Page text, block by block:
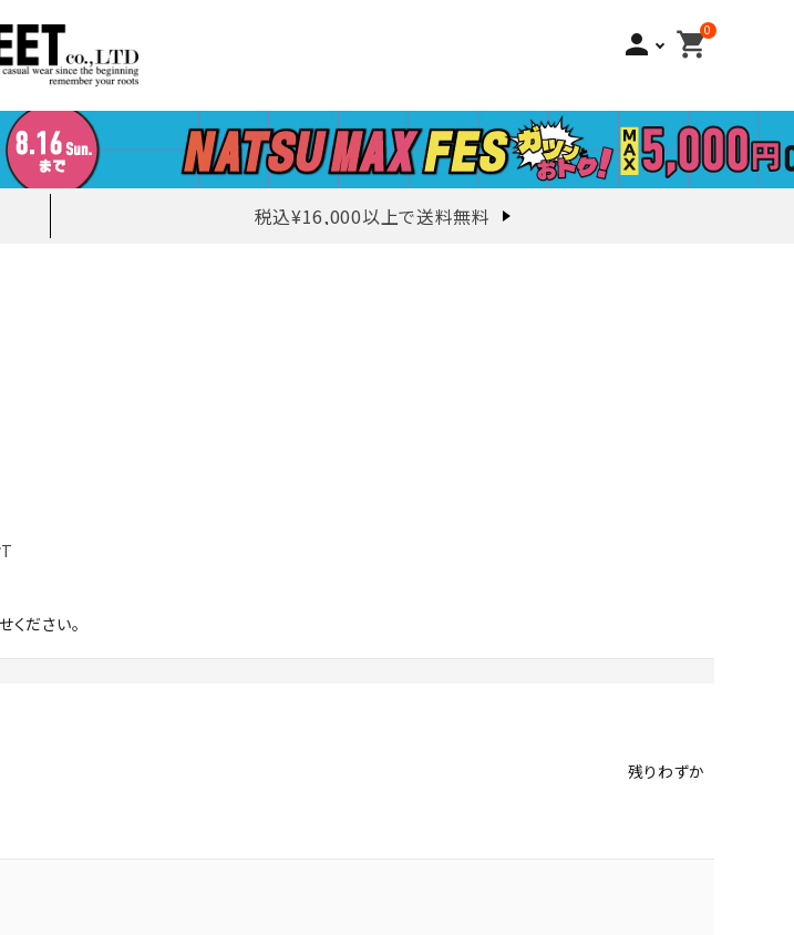
person 0
shopping_cart
税込¥16,000以上で送料無料
ださい。
残りわずか